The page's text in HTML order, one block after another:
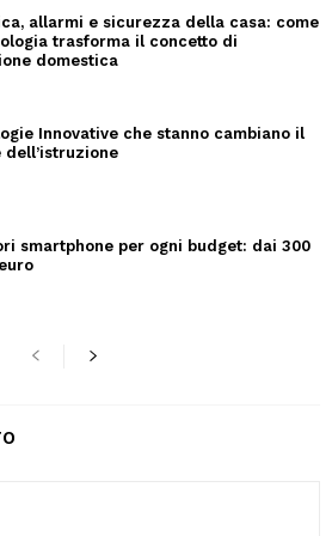
allarmi e sicurezza della casa: come
trasforma il concetto di
domestica
Innovative che stanno cambiano il
dell’istruzione
smartphone per ogni budget: dai 300